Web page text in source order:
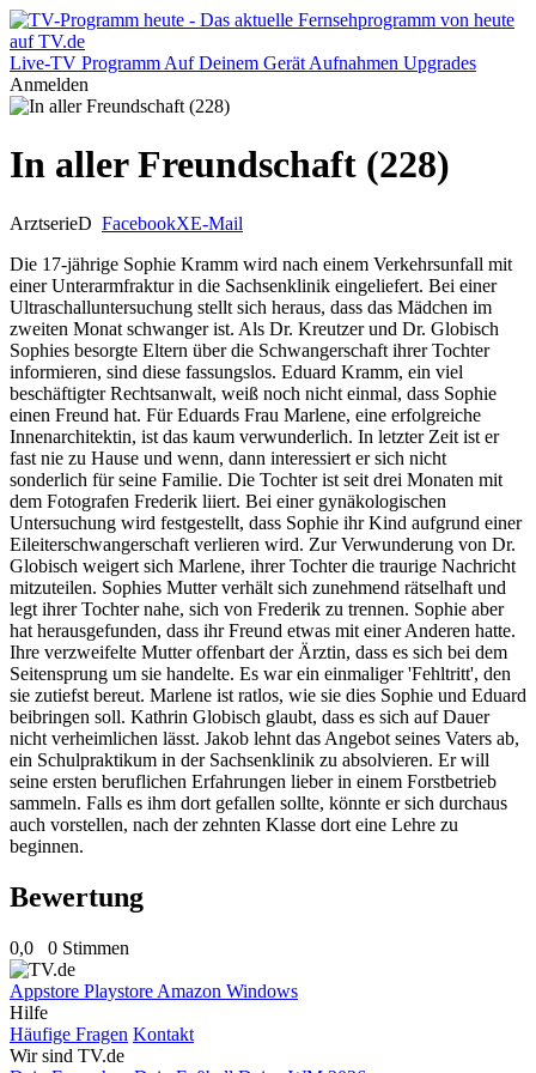
Live-TV Programm Auf Deinem Gerät Aufnahmen Upgrades
Anmelden
In aller Freundschaft (228)
ArztserieD FacebookXE-Mail
Die 17-jährige Sophie Kramm wird nach einem Verkehrsunfall mit
einer Unterarmfraktur in die Sachsenklinik eingeliefert. Bei einer
Ultraschalluntersuchung stellt sich heraus, dass das Mädchen im
zweiten Monat schwanger ist. Als Dr. Kreutzer und Dr. Globisch
Sophies besorgte Eltern über die Schwangerschaft ihrer Tochter
informieren, sind diese fassungslos. Eduard Kramm, ein viel
beschäftigter Rechtsanwalt, weiß noch nicht einmal, dass Sophie
einen Freund hat. Für Eduards Frau Marlene, eine erfolgreiche
Innenarchitektin, ist das kaum verwunderlich. In letzter Zeit ist er
fast nie zu Hause und wenn, dann interessiert er sich nicht
sonderlich für seine Familie. Die Tochter ist seit drei Monaten mit
dem Fotografen Frederik liiert. Bei einer gynäkologischen
Untersuchung wird festgestellt, dass Sophie ihr Kind aufgrund einer
Eileiterschwangerschaft verlieren wird. Zur Verwunderung von Dr.
Globisch weigert sich Marlene, ihrer Tochter die traurige Nachricht
mitzuteilen. Sophies Mutter verhält sich zunehmend rätselhaft und
legt ihrer Tochter nahe, sich von Frederik zu trennen. Sophie aber
hat herausgefunden, dass ihr Freund etwas mit einer Anderen hatte.
Ihre verzweifelte Mutter offenbart der Ärztin, dass es sich bei dem
Seitensprung um sie handelte. Es war ein einmaliger 'Fehltritt', den
sie zutiefst bereut. Marlene ist ratlos, wie sie dies Sophie und Eduard
beibringen soll. Kathrin Globisch glaubt, dass es sich auf Dauer
nicht verheimlichen lässt. Jakob lehnt das Angebot seines Vaters ab,
ein Schulpraktikum in der Sachsenklinik zu absolvieren. Er will
seine ersten beruflichen Erfahrungen lieber in einem Forstbetrieb
sammeln. Falls es ihm dort gefallen sollte, könnte er sich durchaus
auch vorstellen, nach der zehnten Klasse dort eine Lehre zu
beginnen.
Bewertung
0,0 0 Stimmen
Appstore Playstore Amazon Windows
Hilfe
Häufige Fragen Kontakt
Wir sind TV.de